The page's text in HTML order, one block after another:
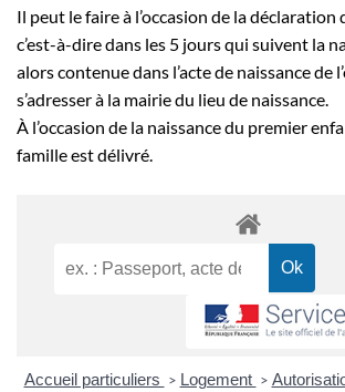
Il peut le faire à l’occasion de la déclaration
c’est-à-dire dans les 5 jours qui suivent la
alors contenue dans l’acte de naissance de
s’adresser à la mairie du lieu de naissance.
À l’occasion de la naissance du premier
famille est délivré.
Accueil particuliers > Logement >